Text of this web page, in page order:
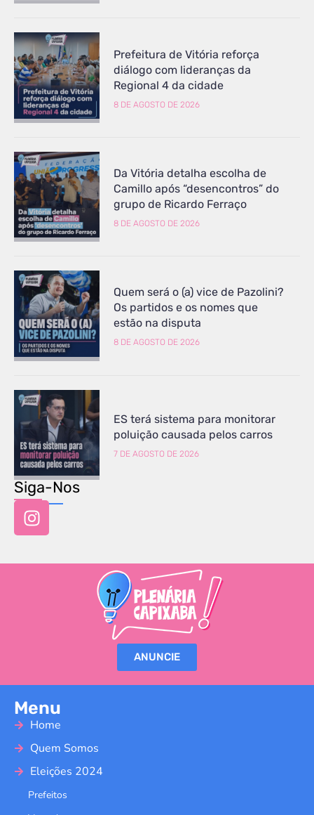
Prefeitura de Vitória reforça
diálogo com lideranças da
Regional 4 da cidade
8 DE AGOSTO DE 2026
Da Vitória detalha escolha de
Camillo após “desencontros” do
grupo de Ricardo Ferraço
8 DE AGOSTO DE 2026
Quem será o (a) vice de Pazolini?
Os partidos e os nomes que
estão na disputa
8 DE AGOSTO DE 2026
ES terá sistema para monitorar
poluição causada pelos carros
7 DE AGOSTO DE 2026
Siga-Nos
ANUNCIE
Menu
Home
Quem Somos
Eleições 2024
Prefeitos